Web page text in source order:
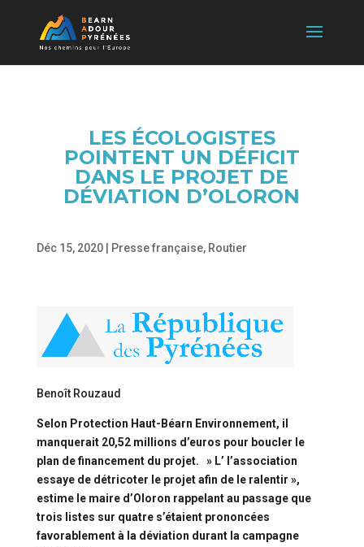
LES ÉCOLOGISTES
POINTENT UN DÉFICIT
DANS LE PROJET DE
DÉVIATION D’OLORON
Déc 15, 2020| Presse française, Routier
Benoît Rouzaud
Selon Protection Haut-Béarn Environnement, il
manquerait 20,52 millions d’euros pour boucler le
plan de financement du projet. » L’ l’association
essaye de détricoter le projet afin de le ralentir »,
estime le maire d’Oloron rappelant au passage que
trois listes sur quatre s’étaient prononcées
favorablement à la déviation durant la campagne